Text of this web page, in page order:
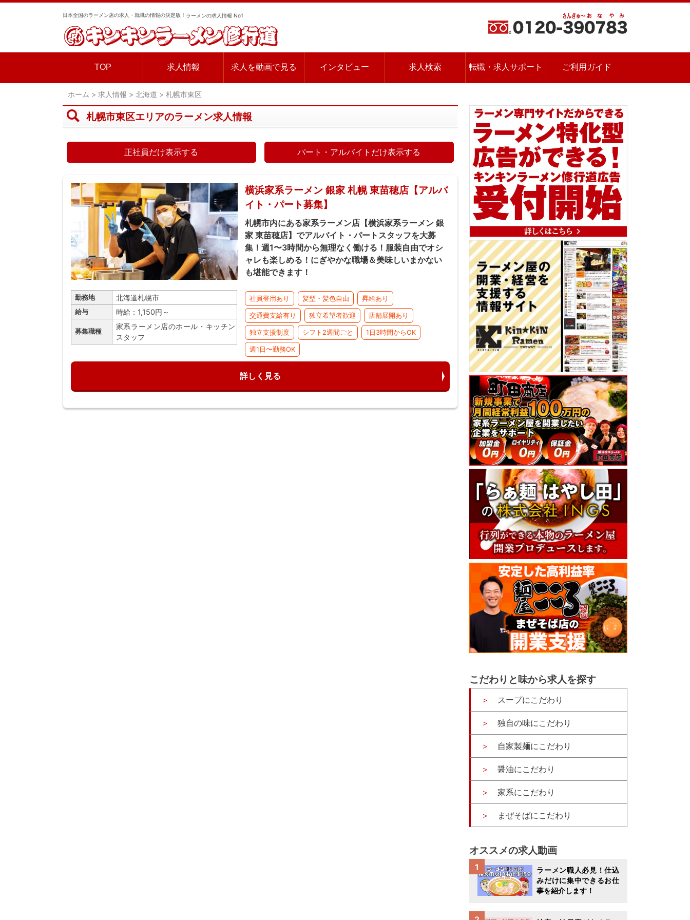
日本全国のラーメン店の求人・就職の情報の決定版！ ラーメンの求人情報 No1
TOP 求人情報 求人を動画で見る インタビュー 求人検索 転職・求人サポート ご利用ガイド
ホーム > 求人情報 > 北海道 > 札幌市東区
札幌市東区エリアのラーメン求人情報
正社員だけ表示する パート・アルバイトだけ表示する
横浜家系ラーメン 銀家 札幌 東苗穂店【アルバ
イト・パート募集】
札幌市内にある家系ラーメン店【横浜家系ラーメン 銀
家 東苗穂店】でアルバイト・パートスタッフを大募
集！週1〜3時間から無理なく働ける！服装自由でオシ
ャレも楽しめる！にぎやかな職場＆美味しいまかない
も堪能できます！
勤務地 北海道札幌市
給与 時給：1,150円～
募集職種
家系ラーメン店のホール・キッチン
スタッフ
社員登用あり 髪型・髪色自由 昇給あり
交通費支給有り 独立希望者歓迎 店舗展開あり
独立支援制度 シフト2週間ごと 1日3時間からOK
週1日〜勤務OK
詳しく見る
こだわりと味から求人を探す
スープにこだわり
独自の味にこだわり
自家製麺にこだわり
醤油にこだわり
家系にこだわり
まぜそばにこだわり
オススメの求人動画
ラーメン職人必見！仕込
みだけに集中できるお仕
事を紹介します！